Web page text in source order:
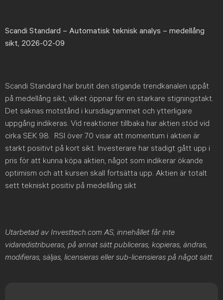
Scandi Standard – Automatisk teknisk analys – medellång
sikt, 2026-02-09
Scandi Standard har brutit den stigande trendkanalen uppåt
på medellång sikt, vilket öppnar för en starkare stigningstakt.
Det saknas motstånd i kursdiagrammet och ytterligare
uppgång indikeras. Vid reaktioner tillbaka har aktien stöd vid
cirka SEK 98. RSI över 70 visar att momentum i aktien är
starkt positivt på kort sikt. Investerare har stadigt gått upp i
pris för att kunna köpa aktien, något som indikerar ökande
optimism och att kursen skall fortsätta upp. Aktien är totalt
sett tekniskt positiv på medellång sikt
Utarbetad av Investtech.com AS, innehållet får inte
vidaredistribueras, på annat sätt publiceras, kopieras, ändras,
modifieras, säljas, licensieras eller sub-licensieras på något sätt.